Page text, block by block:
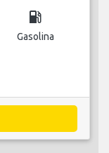
local_gas_station
Gasolina